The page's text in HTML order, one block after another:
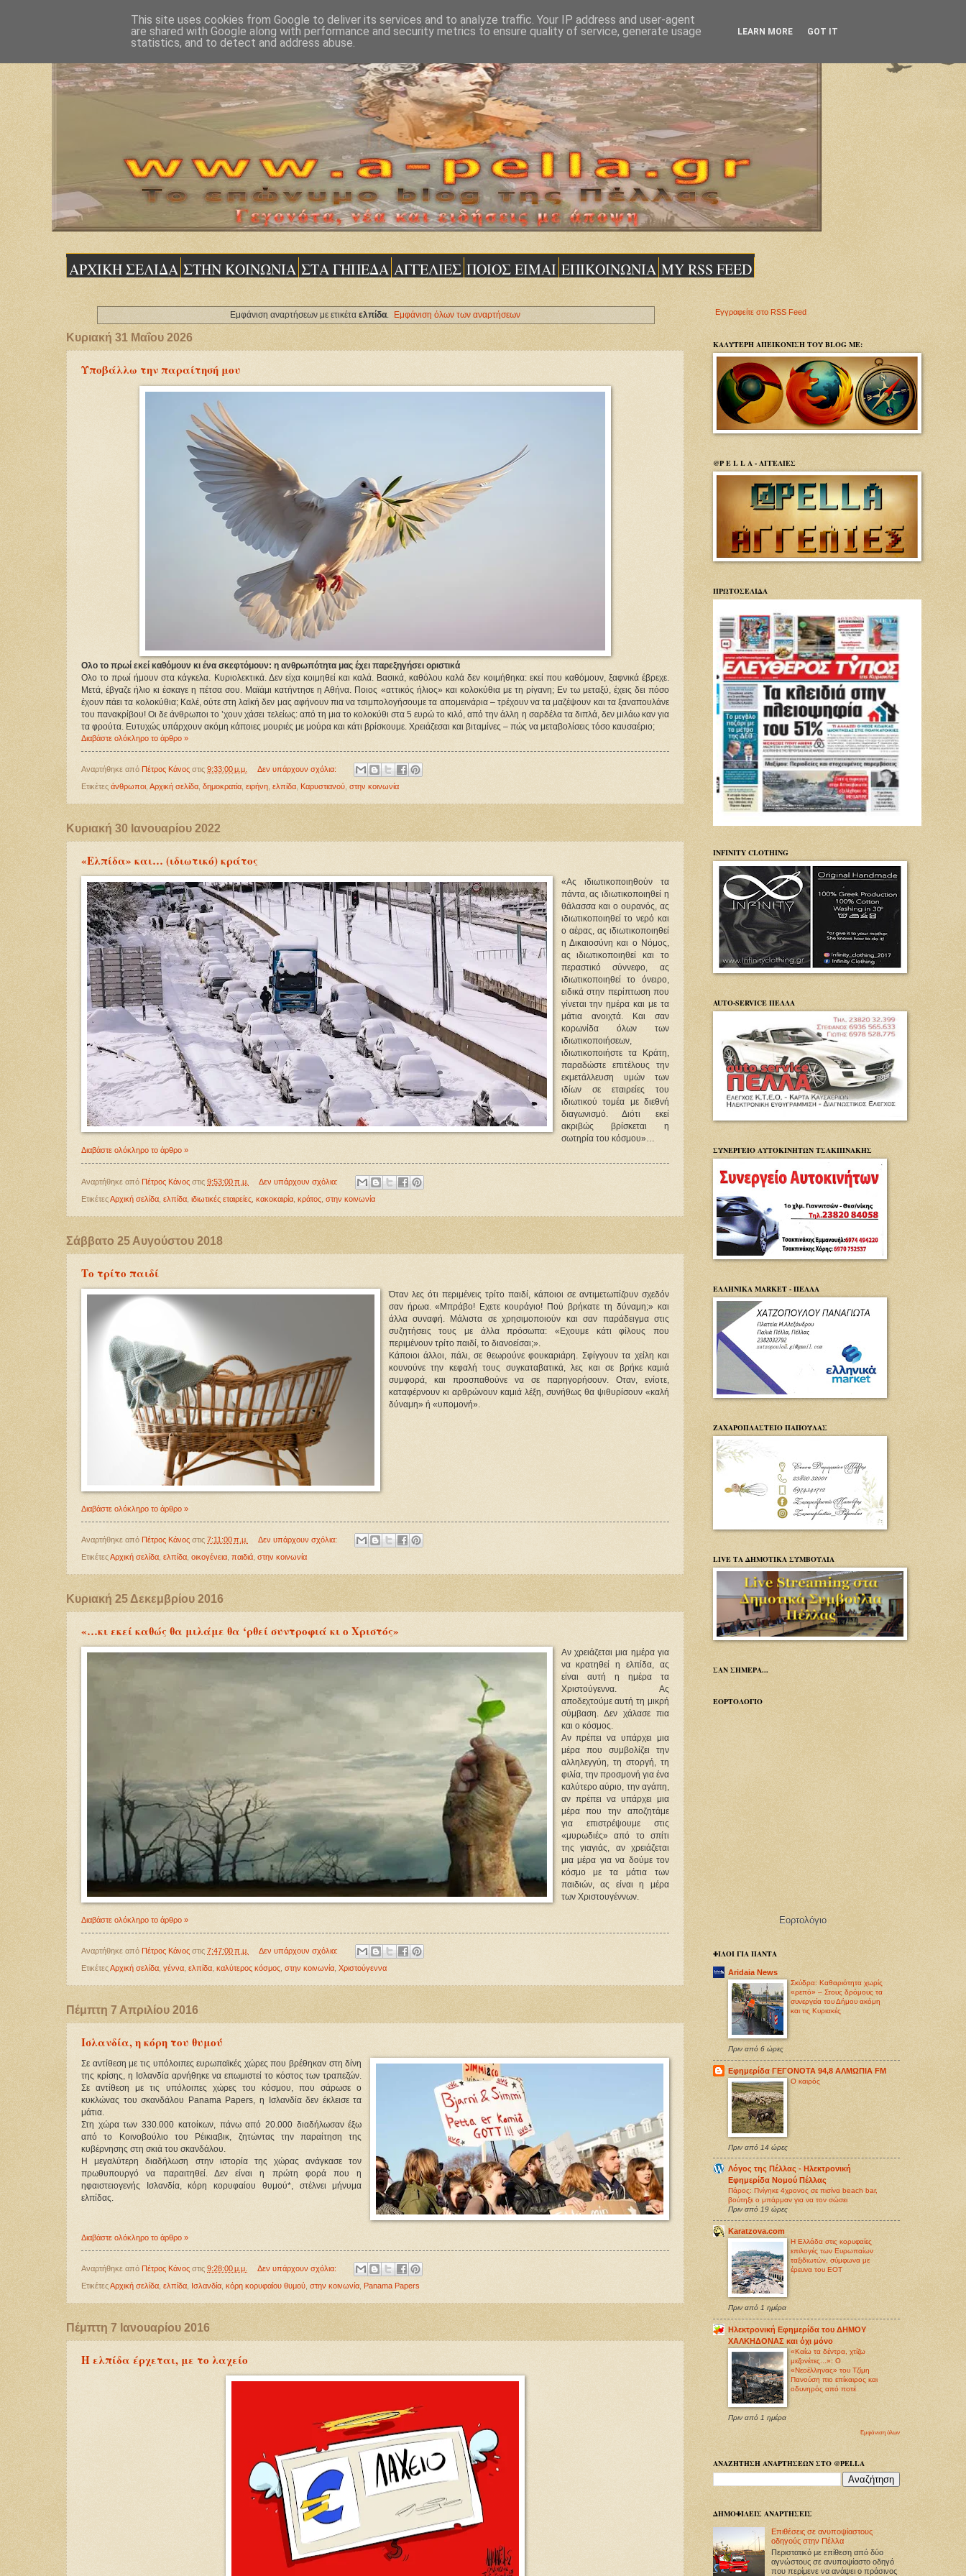
ΑΡΧΙΚΗ ΣΕΛΙΔΑ ΣΤΗΝ ΚΟΙΝΩΝΙΑ ΣΤΑ ΓΗΠΕΔΑ ΑΓΓΕΛΙΕΣ ΠΟΙΟΣ ΕΙΜΑΙ ΕΠΙΚΟΙΝΩΝΙΑ MY RSS FEED
Εμφάνιση αναρτήσεων με ετικέτα ελπίδα. Εμφάνιση όλων των αναρτήσεων
Κυριακή 31 Μαΐου 2026
Υποβάλλω την παραίτησή μου
Ολο το πρωί εκεί καθόμουν κι ένα σκεφτόμουν: η ανθρωπότητα μας έχει παρεξηγήσει οριστικά
Ολο το πρωί ήμουν στα κάγκελα. Κυριολεκτικά. Δεν είχα κοιμηθεί και καλά. Βασικά, καθόλου καλά δεν κοιμήθηκα: εκεί που καθόμουν, ξαφνικά έβρεχε.
Μετά, έβγαζε ήλιο κι έσκαγε η πέτσα σου. Μαϊάμι κατήντησε η Αθήνα. Ποιος «αττικός ήλιος» και κολοκύθια με τη ρίγανη; Εν τω μεταξύ, έχεις δει πόσο
έχουν πάει τα κολοκύθια; Καλέ, ούτε στη λαϊκή δεν μας αφήνουν πια να τσιμπολογήσουμε τα απομεινάρια – τρέχουν να τα μαζέψουν και τα ξαναπουλάνε
του πανακρίβου! Οι δε άνθρωποι το ’χουν χάσει τελείως: από τη μια το κολοκύθι στα 5 ευρώ το κιλό, από την άλλη η σαρδέλα τα διπλά, δεν μιλάω καν για
τα φρούτα. Ευτυχώς υπάρχουν ακόμη κάποιες μουριές με μούρα και κάτι βρίσκουμε. Χρειάζεσαι και βιταμίνες – πώς να μεταβολίσεις τόσο καυσαέριο;
Διαβάστε ολόκληρο το άρθρο »
Αναρτήθηκε από Πέτρος Κάνος στις 9:33:00 μ.μ. Δεν υπάρχουν σχόλια:
Ετικέτες άνθρωποι Αρχική σελίδα δημοκρατία ειρήνη ελπίδα Καρυστιανού στην κοινωνία
Κυριακή 30 Ιανουαρίου 2022
«Ελπίδα» και… (ιδιωτικό) κράτος
«Aς ιδιωτικοποιηθούν τα
πάντα, ας ιδιωτικοποιηθεί η
θάλασσα και ο ουρανός, ας
ιδιωτικοποιηθεί το νερό και
ο αέρας, ας ιδιωτικοποιηθεί
η Δικαιοσύνη και ο Νόμος,
ας ιδιωτικοποιηθεί και το
περαστικό σύννεφο, ας
ιδιωτικοποιηθεί το όνειρο,
ειδικά στην περίπτωση που
γίνεται την ημέρα και με τα
μάτια ανοιχτά. Και σαν
κορωνίδα όλων των
ιδιωτικοποιήσεων,
ιδιωτικοποιήστε τα Κράτη,
παραδώστε επιτέλους την
εκμετάλλευση υμών των
ιδίων σε εταιρείες του
ιδιωτικού τομέα με διεθνή
διαγωνισμό. Διότι εκεί
ακριβώς βρίσκεται η
σωτηρία του κόσμου»…
Διαβάστε ολόκληρο το άρθρο »
Αναρτήθηκε από Πέτρος Κάνος στις 9:53:00 π.μ. Δεν υπάρχουν σχόλια:
ΕτικέτεςΑρχική σελίδα ελπίδα ιδιωτικές εταιρείες κακοκαιρία κράτος στην κοινωνία
Σάββατο 25 Αυγούστου 2018
Το τρίτο παιδί
Όταν λες ότι περιμένεις τρίτο παιδί, κάποιοι σε αντιμετωπίζουν σχεδόν
σαν ήρωα. «Μπράβο! Εχετε κουράγιο! Πού βρήκατε τη δύναμη;» και
άλλα συναφή. Μάλιστα σε χρησιμοποιούν και σαν παράδειγμα στις
συζητήσεις τους με άλλα πρόσωπα: «Εχουμε κάτι φίλους που
περιμένουν τρίτο παιδί, το διανοείσαι;».
Κάποιοι άλλοι, πάλι, σε θεωρούνε φουκαριάρη. Σφίγγουν τα χείλη και
κουνούνε την κεφαλή τους συγκαταβατικά, λες και σε βρήκε καμιά
συμφορά, και προσπαθούνε να σε παρηγορήσουν. Οταν, ενίοτε,
καταφέρνουν κι αρθρώνουν καμιά λέξη, συνήθως θα ψιθυρίσουν «καλή
δύναμη» ή «υπομονή».
Διαβάστε ολόκληρο το άρθρο »
Αναρτήθηκε από Πέτρος Κάνος στις 7:11:00 π.μ. Δεν υπάρχουν σχόλια:
ΕτικέτεςΑρχική σελίδα ελπίδα οικογένεια παιδιά στην κοινωνία
Κυριακή 25 Δεκεμβρίου 2016
«…κι εκεί καθώς θα μιλάμε θα ‘ρθεί συντροφιά κι ο Χριστός»
Αν χρειάζεται μια ημέρα για
να κρατηθεί η ελπίδα, ας
είναι αυτή η ημέρα τα
Χριστούγεννα. Ας
αποδεχτούμε αυτή τη μικρή
σύμβαση. Δεν χάλασε πια
και ο κόσμος.
Αν πρέπει να υπάρχει μια
μέρα που συμβολίζει την
αλληλεγγύη, τη στοργή, τη
φιλία, την προσμονή για ένα
καλύτερο αύριο, την αγάπη,
αν πρέπει να υπάρχει μια
μέρα που την αποζητάμε
για επιστρέψουμε στις
«μυρωδιές» από το σπίτι
της γιαγιάς, αν χρειάζεται
μια μέρα για να δούμε τον
κόσμο με τα μάτια των
παιδιών, ας είναι η μέρα
των Χριστουγέννων.
Διαβάστε ολόκληρο το άρθρο »
Αναρτήθηκε από Πέτρος Κάνος στις 7:47:00 π.μ. Δεν υπάρχουν σχόλια:
ΕτικέτεςΑρχική σελίδα γέννα ελπίδα καλύτερος κόσμος στην κοινωνία Χριστούγεννα
Πέμπτη 7 Απριλίου 2016
Ισλανδία, η κόρη του θυμού
Σε αντίθεση με τις υπόλοιπες ευρωπαϊκές χώρες που βρέθηκαν στη δίνη
της κρίσης, η Ισλανδία αρνήθηκε να επωμιστεί το κόστος των τραπεζών.
Σε αντίθεση με τις υπόλοιπες χώρες του κόσμου, που σάρωσε ο
κυκλώνας του σκανδάλου Panama Papers, η Ισλανδία δεν έκλεισε τα
μάτια.
Στη χώρα των 330.000 κατοίκων, πάνω από 20.000 διαδήλωσαν έξω
από το Κοινοβούλιο του Ρέικιαβικ, ζητώντας την παραίτηση της
κυβέρνησης στη σκιά του σκανδάλου.
Η μεγαλύτερη διαδήλωση στην ιστορία της χώρας ανάγκασε τον
πρωθυπουργό να παραιτηθεί. Δεν είναι η πρώτη φορά που η
ηφαιστειογενής Ισλανδία, κόρη κορυφαίου θυμού*, στέλνει μήνυμα
ελπίδας.
Διαβάστε ολόκληρο το άρθρο »
Αναρτήθηκε από Πέτρος Κάνος στις 9:28:00 μ.μ. Δεν υπάρχουν σχόλια:
ΕτικέτεςΑρχική σελίδα ελπίδα Ισλανδία κόρη κορυφαίου θυμού στην κοινωνία Panama Papers
Πέμπτη 7 Ιανουαρίου 2016
Η ελπίδα έρχεται, με το λαχείο
Εγγραφείτε στο RSS Feed
ΚΑΛΥΤΕΡΗ ΑΠΕΙΚΟΝΙΣΗ ΤΟΥ BLOG ΜΕ:
@P E L L A - ΑΓΓΕΛΙΕΣ
ΠΡΩΤΟΣΕΛΙΔΑ
INFINITY CLOTHING
AUTO-SERVICE ΠΕΛΛΑ
ΣΥΝΕΡΓΕΙΟ ΑΥΤΟΚΙΝΗΤΩΝ ΤΣΑΚΠΙΝΑΚΗΣ
ΕΛΛΗΝΙΚΑ MARKET - ΠΕΛΛΑ
ΖΑΧΑΡΟΠΛΑΣΤΕΙΟ ΠΑΠΟΥΛΑΣ
LIVE ΤΑ ΔΗΜΟΤΙΚΑ ΣΥΜΒΟΥΛΙΑ
ΣΑΝ ΣΗΜΕΡΑ...
ΕΟΡΤΟΛΟΓΙΟ
Εορτολόγιο
ΦΙΛΟΙ ΓΙΑ ΠΑΝΤΑ
Aridaia News
Σκύδρα: Καθαριότητα χωρίς
«ρεπό» – Στους δρόμους τα
συνεργεία του Δήμου ακόμη
και τις Κυριακές
Πριν από 6 ώρες
Εφημερίδα ΓΕΓΟΝΟΤΑ 94,8 ΑΛΜΩΠΙΑ FM
O καιρός
Πριν από 14 ώρες
Λόγος της Πέλλας - Ηλεκτρονική
Εφημερίδα Νομού Πέλλας
Πάρος: Πνίγηκε 4χρονος σε πισίνα beach bar,
βούτηξε ο μπάρμαν για να τον σώσει
Πριν από 19 ώρες
Karatzova.com
Η Ελλάδα στις κορυφαίες
επιλογές των Ευρωπαίων
ταξιδιωτών, σύμφωνα με
έρευνα του ΕΟΤ
Πριν από 1 ημέρα
Ηλεκτρονική Εφημερίδα του ΔΗΜΟΥ
ΧΑΛΚΗΔΟΝΑΣ και όχι μόνο
«Καίω τα δέντρα, χτίζω
μεζονέτες...»: Ο
«Νεοέλληνας» του Τζίμη
Πανούση πιο επίκαιρος και
οδυνηρός από ποτέ
Πριν από 1 ημέρα
Εμφάνιση όλων
ΑΝΑΖΗΤΗΣΗ ΑΝΑΡΤΗΣΕΩΝ ΣΤΟ @PELLA
ΔΗΜΟΦΙΛΕΙΣ ΑΝΑΡΤΗΣΕΙΣ
Επιθέσεις σε ανυποψίαστους
οδηγούς στην Πέλλα
Περιστατικό με επίθεση από δύο
αγνώστους σε ανυποψίαστο οδηγό
που περίμενε να ανάψει ο πράσινος
This site uses cookies from Google to deliver its services and to analyze traffic. Your IP address and user-agent
are shared with Google along with performance and security metrics to ensure quality of service, generate usage
statistics, and to detect and address abuse.
LEARN MORE GOT IT